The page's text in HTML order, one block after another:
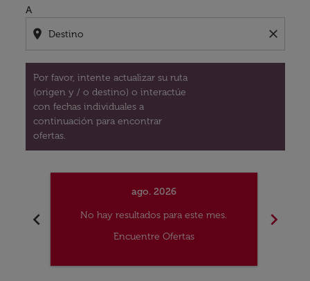
A
location_on close
Por favor, intente actualizar su ruta
(origen y / o destino) o interactúe
con fechas individuales a
continuación para encontrar
ofertas.
chevron_left
ago. 2026
No hay resultados para este mes.
Encuentre Ofertas
chevron_right